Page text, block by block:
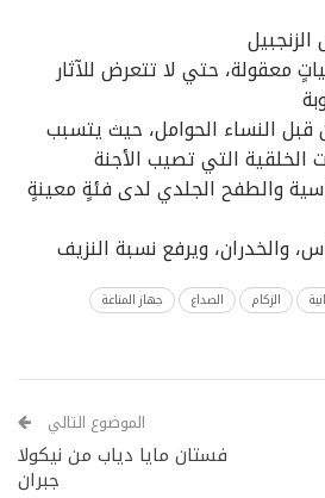
معقولة، حتي لا تتعرض للآثار
قبل النساء الحوامل، حيث يتسبب
التي تصيب الأجنة
والطفح الجلدي لدى فئةٍ معينةٍ
والخدران، ويرفع نسبة النزيف
الزكام الصداع
جهاز المناعة
الموضوع التالي
فستان مايا دياب من نيكولا
جبران